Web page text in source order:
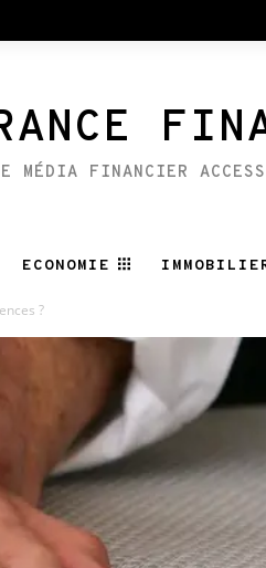
MÉDIA FINANCIER
ECONOMIE
?